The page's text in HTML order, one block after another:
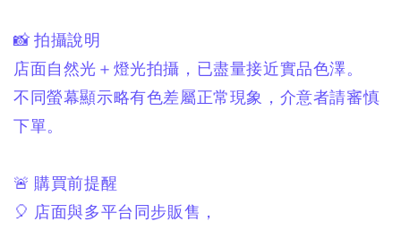
📸 拍攝說明
店面自然光＋燈光拍攝，已盡量接近實品色澤。
不同螢幕顯示略有色差屬正常現象，介意者請審慎
下單。
🚨 購買前提醒
🎈 店面與多平台同步販售，